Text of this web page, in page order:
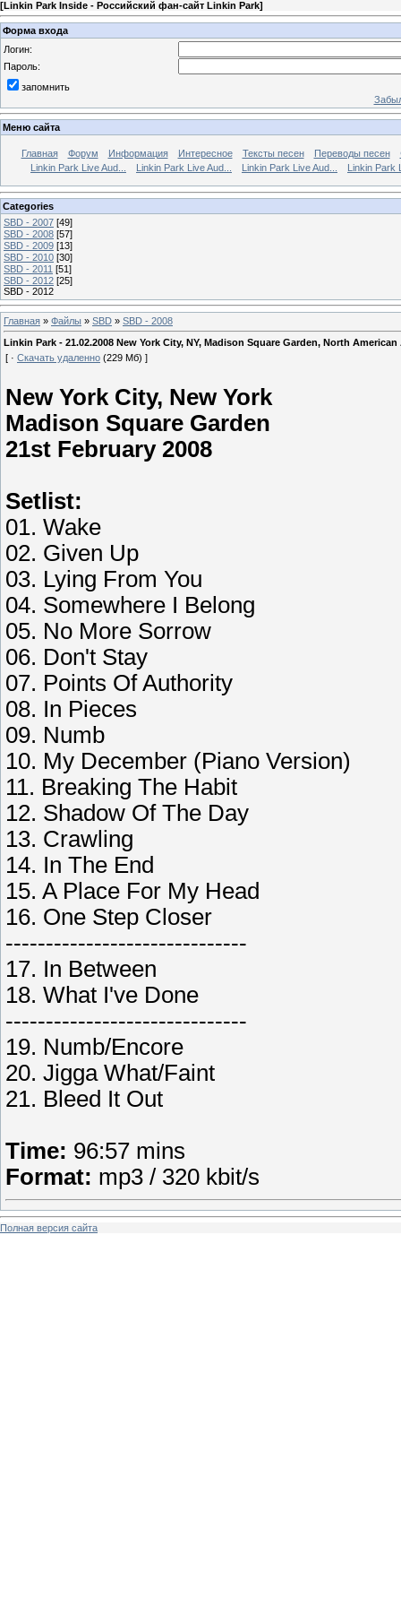
[Linkin Park Inside - Российский фан-сайт Linkin Park]
Форма входа
Логин:
Пароль:
запомнить
Меню сайта
Главная Форум Информация Интересное Тексты песен Переводы песен
Linkin Park Live Aud...
Linkin Park Live Aud... Linkin Park Live Aud... Linkin Park
Categories
SBD - 2007 [49]
SBD - 2008 [57]
SBD - 2009 [13]
SBD - 2010 [30]
SBD - 2011 [51]
SBD - 2012 [25]
SBD - 2012
Главная » Файлы » SBD » SBD - 2008
Linkin Park - 21.02.2008 New York City, NY, Madison Square Garden, North American
[ · Скачать удаленно (229 Мб) ]
New York City, New York
Madison Square Garden
21st February 2008
Setlist:
01. Wake
02. Given Up
03. Lying From You
04. Somewhere I Belong
05. No More Sorrow
06. Don't Stay
07. Points Of Authority
08. In Pieces
09. Numb
10. My December (Piano Version)
11. Breaking The Habit
12. Shadow Of The Day
13. Crawling
14. In The End
15. A Place For My Head
16. One Step Closer
------------------------------
17. In Between
18. What I've Done
------------------------------
19. Numb/Encore
20. Jigga What/Faint
21. Bleed It Out
Time: 96:57 mins
Format: mp3 / 320 kbit/s
Полная версия сайта